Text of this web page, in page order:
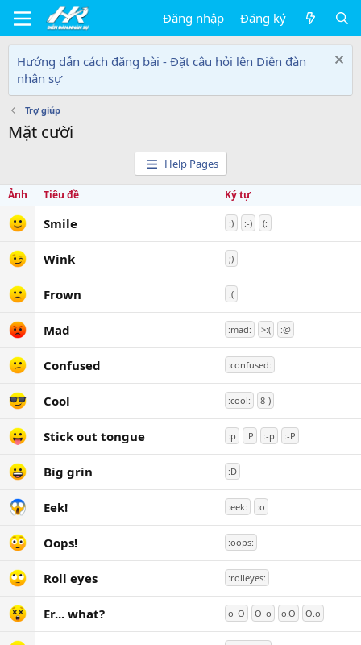
Đăng nhập Đăng ký
Hướng dẫn cách đăng bài - Đặt câu hỏi lên Diễn đàn
nhân sự
Trợ giúp
Mặt cười
Help Pages
Ảnh Tiêu đề Ký tự
Smile :) :-) (:
Wink ;)
Frown :(
Mad :mad: >:( :@
Confused :confused:
Cool :cool: 8-)
Stick out tongue :p :P :-p :-P
Big grin :D
Eek! :eek: :o
Oops! :oops:
Roll eyes :rolleyes:
Er... what? o_O O_o o.O O.o